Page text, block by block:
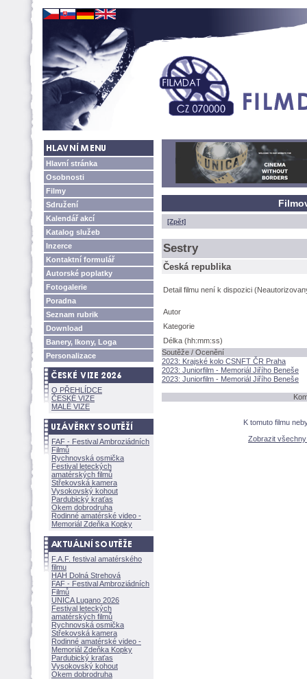
Hlavní stránka
Osobnosti
Filmy
Sdružení
Kalendář akcí
Katalog služeb
Inzerce
Kontaktní formulář
Autorské poplatky
Fotogalerie
Poradna
Seznam rubrik
Download
Banery, Ikony, Loga
Personalizace
O PŘEHLÍDCE
ČESKÉ VIZE
MALÉ VIZE
FAF - Festival Ambroziádních
Filmů
Rychnovská osmička
Festival leteckých
amatérských filmů
Střekovská kamera
Vysokovský kohout
Pardubický kraťas
Okem dobrodruha
Rodinné amatérské video -
Memoriál Zdeňka Kopky
F.A.F. festival amatérského
filmu
HAH Dolná Strehov
FAF - Festival Ambroziádních
Filmů
UNICA Lugano 2026
Festival leteckých
amatérských filmů
Rychnovská osmička
Střekovská kamera
Rodinné amatérské video -
Memoriál Zdeňka Kopky
Pardubický kraťas
Vysokovský kohout
Okem dobrodruha
[Zpět]
Sestry
Česká republika
Detail filmu není k dispozici
Autor
Kategorie
Délka (hh:mm:ss)
Soutěže / Ocenění
2023: Krajské kolo CSNFT ČR Praha
2023: Juniorfilm - Memoriál Jiřího Beneše
2023: Juniorfilm - Memoriál Jiřího Beneše
K tomuto filmu
Zobrazit